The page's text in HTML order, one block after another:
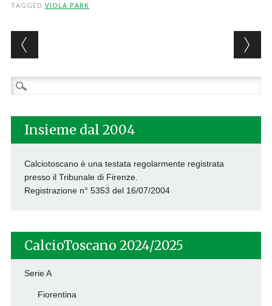
TAGGED VIOLA PARK
Post navigation
Ricerca
per:
Insieme dal 2004
Calciotoscano è una testata regolarmente registrata
presso il Tribunale di Firenze.
Registrazione n° 5353 del 16/07/2004
CalcioToscano 2024/2025
Serie A
Fiorentina